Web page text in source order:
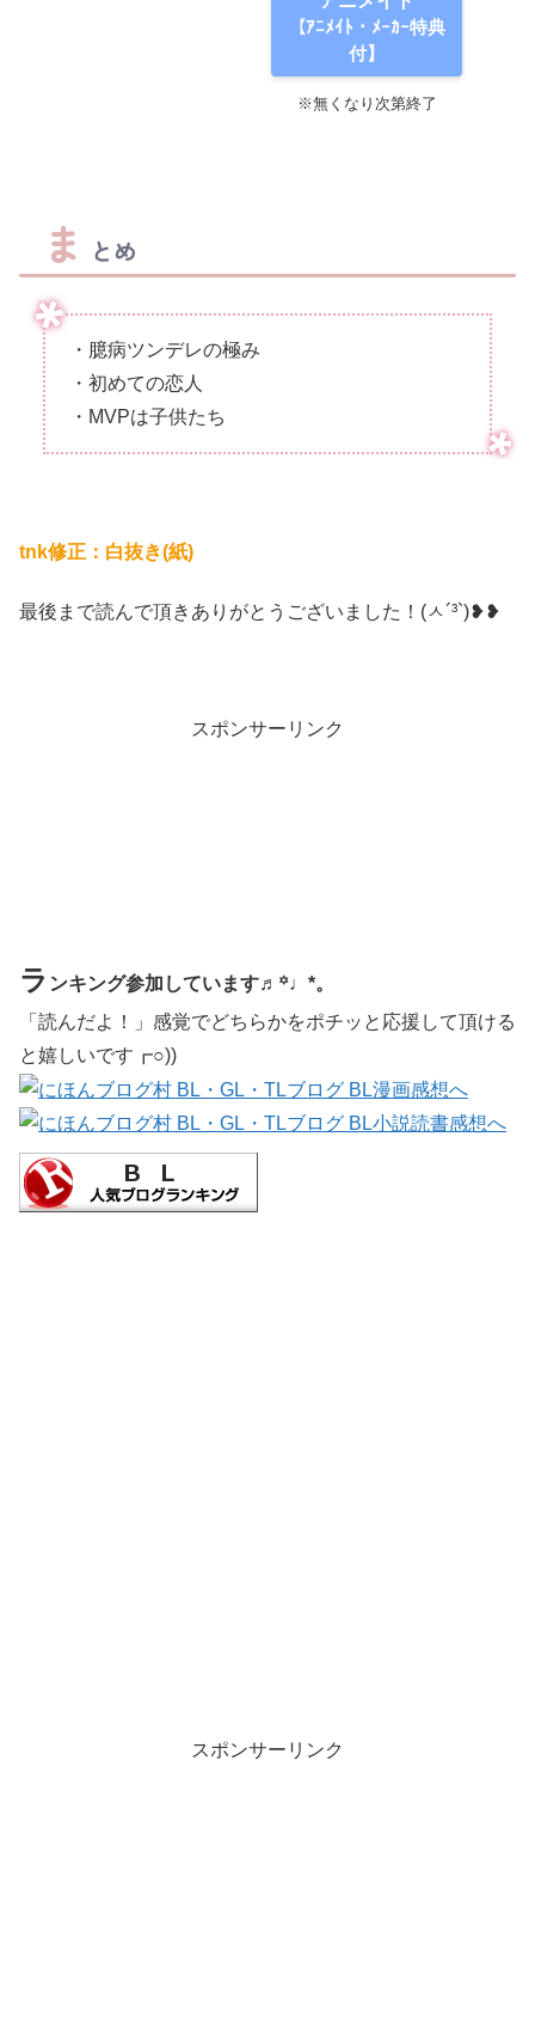
【ｱﾆﾒｲﾄ・ﾒｰｶｰ特典
付】
※無くなり次第終了
ま とめ
・臆病ツンデレの極み
・初めての恋人
・MVPは子供たち
tnk修正：白抜き(紙)
最後まで読んで頂きありがとうございました！(ㅅ´³`)❥❥
スポンサーリンク
ラ ンキング参加しています♬꙳♩*。
「読んだよ！」感覚でどちらかをポチッと応援して頂ける
と嬉しいです┏○))
スポンサーリンク